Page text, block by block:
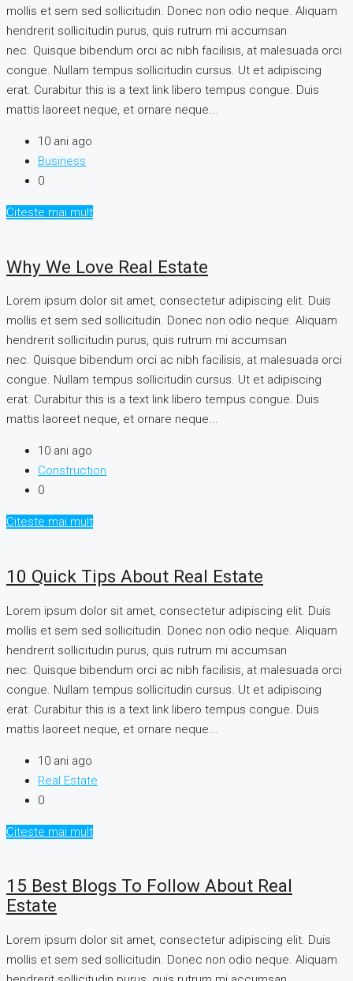
mollis et sem sed sollicitudin. Donec non odio neque. Aliquam
hendrerit sollicitudin purus, quis rutrum mi accumsan
nec. Quisque bibendum orci ac nibh facilisis, at malesuada orci
congue. Nullam tempus sollicitudin cursus. Ut et adipiscing
erat. Curabitur this is a text link libero tempus congue. Duis
mattis laoreet neque, et ornare neque...
10 ani ago
Business
0
Citeste mai mult
Why We Love Real Estate
Lorem ipsum dolor sit amet, consectetur adipiscing elit. Duis
mollis et sem sed sollicitudin. Donec non odio neque. Aliquam
hendrerit sollicitudin purus, quis rutrum mi accumsan
nec. Quisque bibendum orci ac nibh facilisis, at malesuada orci
congue. Nullam tempus sollicitudin cursus. Ut et adipiscing
erat. Curabitur this is a text link libero tempus congue. Duis
mattis laoreet neque, et ornare neque...
10 ani ago
Construction
0
Citeste mai mult
10 Quick Tips About Real Estate
Lorem ipsum dolor sit amet, consectetur adipiscing elit. Duis
mollis et sem sed sollicitudin. Donec non odio neque. Aliquam
hendrerit sollicitudin purus, quis rutrum mi accumsan
nec. Quisque bibendum orci ac nibh facilisis, at malesuada orci
congue. Nullam tempus sollicitudin cursus. Ut et adipiscing
erat. Curabitur this is a text link libero tempus congue. Duis
mattis laoreet neque, et ornare neque...
10 ani ago
Real Estate
0
Citeste mai mult
15 Best Blogs To Follow About Real
Estate
Lorem ipsum dolor sit amet, consectetur adipiscing elit. Duis
mollis et sem sed sollicitudin. Donec non odio neque. Aliquam